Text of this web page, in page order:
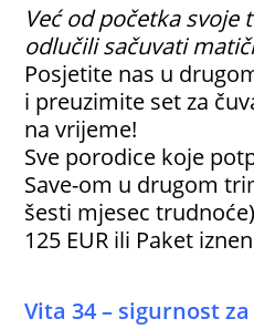
Već od početka svoje
odlučili sačuvati
Posjetite nas u
i preuzimite set za
na vrijeme!
Sve porodice koje
Save-om u drugom
šesti mjesec
125 EUR ili Paket
Vita 34 – sigurnost